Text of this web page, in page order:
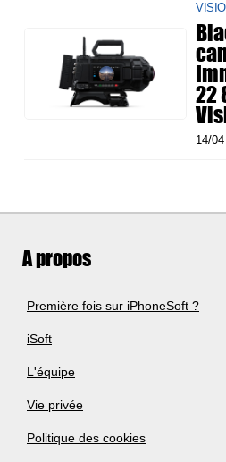
22
14/
A propos
Première fois sur iPhoneSoft ?
iSoft
L'équipe
Vie privée
Politique des cookies